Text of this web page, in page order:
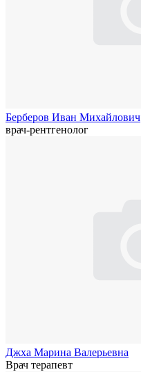
Берберов Иван Михайлович
врач-рентгенолог
Джха Марина Валерьевна
Врач терапевт